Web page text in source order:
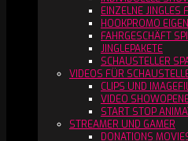
EINZELNE JINGLES
HOOKPROMO
FAHRGESCHÄFT
JINGLEPAKETE
SCHAUSTELLER
VIDEOS FÜR
CLIPS UND
VIDEO
START STOP
STREAMER UND GAMER
DONATIONS